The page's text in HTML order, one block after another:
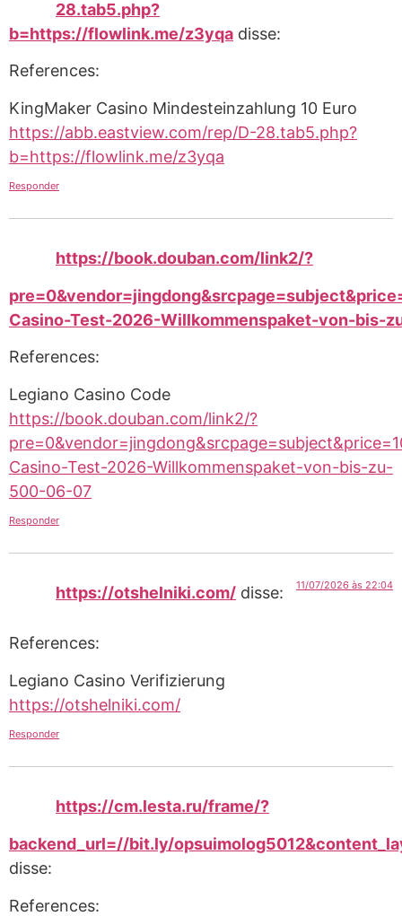
28.tab5.php?
b=https://flowlink.me/z3yqa disse:
References:
KingMaker Casino Mindesteinzahlung 10 Euro
https://abb.eastview.com/rep/D-28.tab5.php?
b=https://flowlink.me/z3yqa
Responder
https://book.douban.com/link2/?
Casino-Test-2026-Willkommenspaket-von-bis-
References:
Legiano Casino Code
https://book.douban.com/link2/?
Casino-Test-2026-Willkommenspaket-von-bis-zu-
500-06-07
Responder
https://otshelniki.com/ disse: 11/07/2026 às 22:04
References:
Legiano Casino Verifizierung
https://otshelniki.com/
Responder
https://cm.lesta.ru/frame/?
backend_url=//bit.ly/
disse:
References: